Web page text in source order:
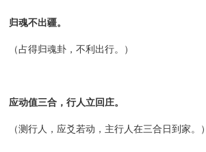
归魂不出疆。
（占得归魂卦，不利出行。）
应动值三合，行人立回庄。
（测行人，应爻若动，主行人在三合日到家。）